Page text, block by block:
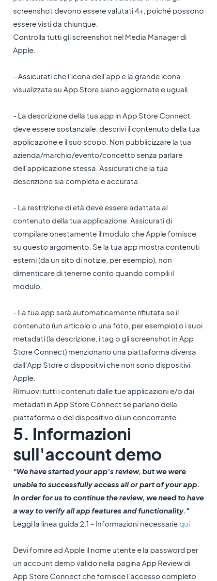
screenshot devono essere valutati 4+, poiché possono
essere visti da chiunque.
Controlla tutti gli screenshot nel Media Manager di
Apple.
- Assicurati che l'icona dell'app e la grande icona
visualizzata su App Store siano aggiornate e uguali.
- La descrizione della tua app in App Store Connect
deve essere sostanziale: descrivi il contenuto della tua
applicazione e il suo scopo. Non pubblicizzare la tua
azienda/marchio/evento/concetto senza parlare
dell'applicazione stessa. Assicurati che la tua
descrizione sia completa e accurata.
- La restrizione di età deve essere adattata al
contenuto della tua applicazione. Assicurati di
compilare onestamente il modulo che Apple fornisce
su questo argomento. Se la tua app mostra contenuti
esterni (da un sito di notizie, per esempio), non
dimenticare di tenerne conto quando compili il
modulo.
- La tua app sarà automaticamente rifiutata se il
contenuto (un articolo o una foto, per esempio) o i suoi
metadati (la descrizione, i tag o gli screenshot in App
Store Connect) menzionano una piattaforma diversa
dall'App Store o dispositivi che non sono dispositivi
Apple.
Rimuovi tutti i contenuti dalle tue applicazioni e/o dai
metadati in App Store Connect se parlano della
piattaforma o del dispositivo di un concorrente.
5. Informazioni
sull'account demo
"We have started your app's review, but we were
unable to successfully access all or part of your app.
In order for us to continue the review, we need to have
a way to verify all app features and functionality."
Leggi la linea guida 2.1 - Informazioni necessariequi
Devi fornire ad Apple il nome utente e la password per
un account demo valido nella pagina App Review di
App Store Connect che fornisce l'accesso completo